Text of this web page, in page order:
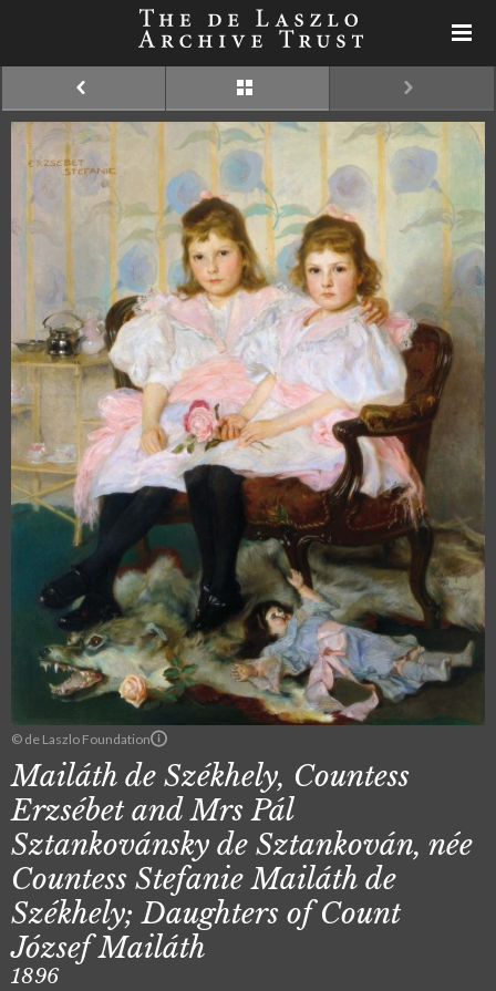
© de Laszlo Foundation
Mailáth de Székhely, Countess
Erzsébet and Mrs Pál
Sztankovánsky de Sztankován, née
Countess Stefanie Mailáth de
Székhely; Daughters of Count
József Mailáth
1896